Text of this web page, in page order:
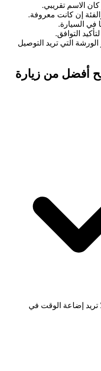
الاسم تقريبي.
إن كانت معروفة.
في السيارة.
التي تريد التوصيل
أفضل من زيارة
تريد إضاعة الوقت في